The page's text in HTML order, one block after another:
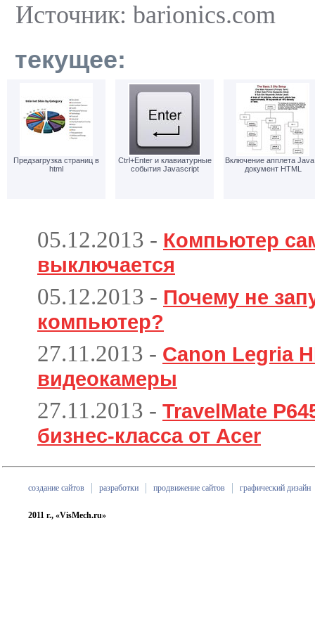
Источник: barionics.com
текущее:
Предзагрузка страниц в
html
Ctrl+Enter и клавиатурные
события Javascript
Включение апплета
документ HTML
05.12.2013 - Компьютер
выключается
05.12.2013 - Почему не
компьютер?
27.11.2013 - Canon Legria
видеокамеры
27.11.2013 - TravelMate
бизнес-класса от Acer
создание сайтов разработки продвижение сайтов графический дизайн
2011 г., «VisMech.ru»